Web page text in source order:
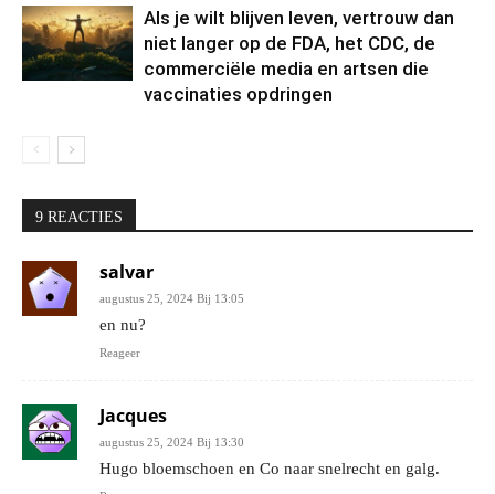
Als je wilt blijven leven, vertrouw dan
niet langer op de FDA, het CDC, de
commerciële media en artsen die
vaccinaties opdringen
9 REACTIES
salvar
augustus 25, 2024 Bij 13:05
en nu?
Reageer
Jacques
augustus 25, 2024 Bij 13:30
Hugo bloemschoen en Co naar snelrecht en galg.